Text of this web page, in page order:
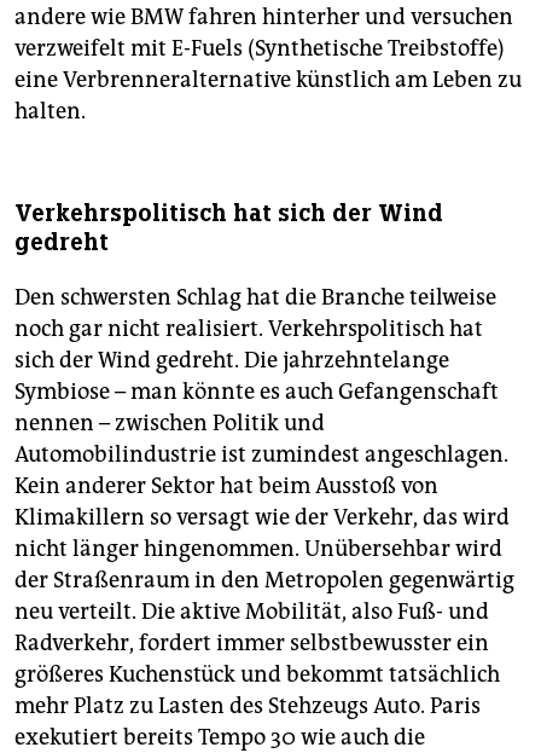
andere wie BMW fahren hinterher und versuchen
verzweifelt mit E-Fuels (Synthetische Treibstoffe)
eine Verbrenneralternative künstlich am Leben zu
halten.
Verkehrspolitisch hat sich der Wind
gedreht
Den schwersten Schlag hat die Branche teilweise
noch gar nicht realisiert. Verkehrspolitisch hat
sich der Wind gedreht. Die jahrzehntelange
Symbiose – man könnte es auch Gefangenschaft
nennen – zwischen Politik und
Automobilindustrie ist zumindest angeschlagen.
Kein anderer Sektor hat beim Ausstoß von
Klimakillern so versagt wie der Verkehr, das wird
nicht länger hingenommen. Unübersehbar wird
der Straßenraum in den Metropolen gegenwärtig
neu verteilt. Die aktive Mobilität, also Fuß- und
Radverkehr, fordert immer selbstbewusster ein
größeres Kuchenstück und bekommt tatsächlich
mehr Platz zu Lasten des Stehzeugs Auto. Paris
exekutiert bereits Tempo 30 wie auch die